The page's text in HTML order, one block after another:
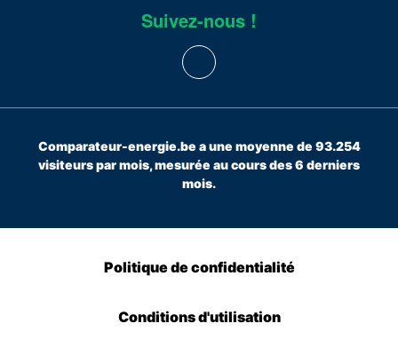
Suivez-nous !
Comparateur-energie.be a une moyenne de 93.254
visiteurs par mois, mesurée au cours des 6 derniers
mois.
Politique de confidentialité
Conditions d'utilisation